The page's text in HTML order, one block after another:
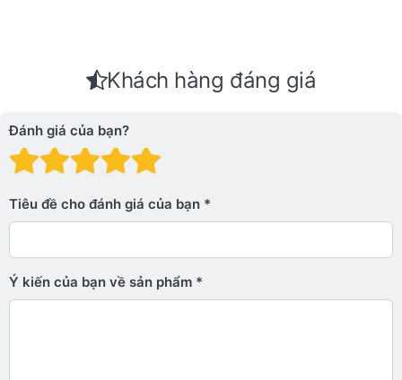
Khách hàng đáng giá
Đánh giá của bạn?
Đánh giá: 4 trên 5
Đánh giá: 3 trên 5 sao.
Đánh giá: 2 trên 5 sao.
Đánh giá: 1 trên 5 sao. Xấu
Tiêu đề cho đánh giá của bạn
Ý kiến ​​của bạn về sản phẩm